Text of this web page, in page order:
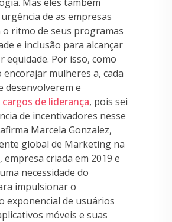
de as empresas
o ritmo de seus programas
e inclusão para alcançar
equidade. Por isso, como
encorajar mulheres a, cada
desenvolverem e
cargos de liderança, pois sei
de incentivadores nesse
Marcela Gonzalez,
global de Marketing na
empresa criada em 2019 e
necessidade do
impulsionar o
exponencial de usuários
móveis e suas